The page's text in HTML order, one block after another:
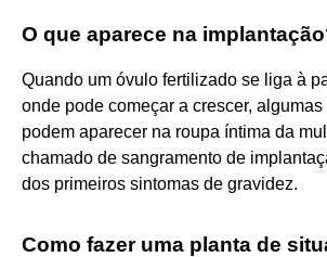
O que aparece na
Quando um óvulo fertilizado se liga à
onde pode começar a crescer,
podem aparecer na roupa íntima da
chamado de sangramento de
dos primeiros sintomas de gravidez.
Como fazer uma planta de